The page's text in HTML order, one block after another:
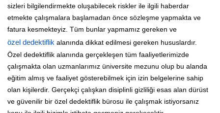
sizleri bilgilendirmekte oluşabilecek riskler ile ilgili haberdar
etmekte çalışmalara başlamadan önce sözleşme yapmakta ve
fatura kesmekteyiz. Tüm bunlar yapmamız gereken ve
özel dedektiflik alanında dikkat edilmesi gereken hususlardır.
Özel dedektiflik alanında gerçekleşen tüm faaliyetlerimizde
çalışmakta olan uzmanlarımız üniversite mezunu olup bu alanda
eğitim almış ve faaliyet gösterebilmek için izin belgelerine sahip
olan kişilerdir. Gerçekçi çalışkan disiplinli gizliliği esas alan dürüst
ve güvenilir bir özel dedektiflik bürosu ile çalışmak istiyorsanız